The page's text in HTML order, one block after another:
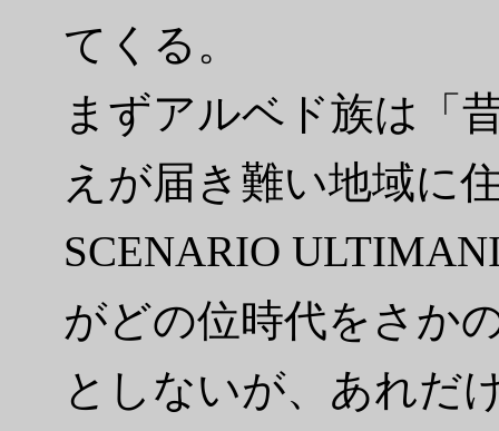
てくる。
まずアルベド族は「
えが届き難い地域に
SCENARIO
がどの位時代をさか
としないが、あれだ